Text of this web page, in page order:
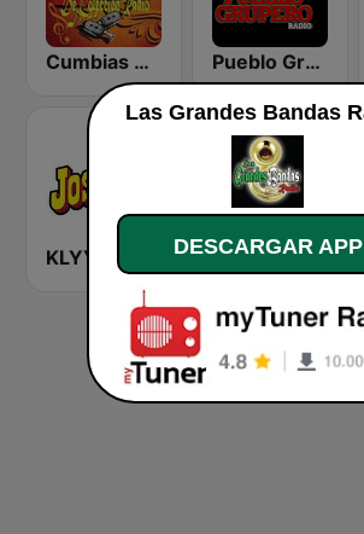
Cumbias De Colección Pueblo Grupero Radio
KLAX 97.9 La Raza FM
DESCARGAR APP